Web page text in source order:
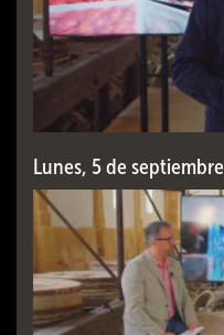
Lunes, 5 de septiembre